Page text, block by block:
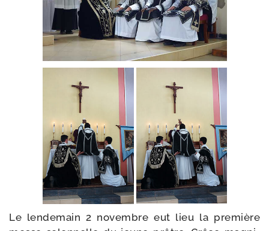
Le len­de­main 2 novembre eut lieu la pre­mière